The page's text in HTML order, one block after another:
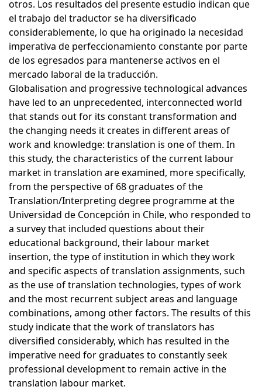
otros. Los resultados del presente estudio indican que
el trabajo del traductor se ha diversificado
considerablemente, lo que ha originado la necesidad
imperativa de perfeccionamiento constante por parte
de los egresados para mantenerse activos en el
mercado laboral de la traducción.
Globalisation and progressive technological advances
have led to an unprecedented, interconnected world
that stands out for its constant transformation and
the changing needs it creates in different areas of
work and knowledge: translation is one of them. In
this study, the characteristics of the current labour
market in translation are examined, more specifically,
from the perspective of 68 graduates of the
Translation/Interpreting degree programme at the
Universidad de Concepción in Chile, who responded to
a survey that included questions about their
educational background, their labour market
insertion, the type of institution in which they work
and specific aspects of translation assignments, such
as the use of translation technologies, types of work
and the most recurrent subject areas and language
combinations, among other factors. The results of this
study indicate that the work of translators has
diversified considerably, which has resulted in the
imperative need for graduates to constantly seek
professional development to remain active in the
translation labour market.